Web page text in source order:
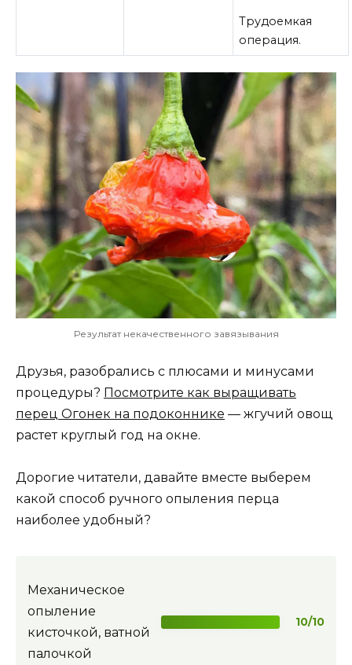
Трудоемкая
операция.
Результат некачественного завязывания
Друзья, разобрались с плюсами и минусами
процедуры? Посмотрите как выращивать
перец Огонек на подоконнике — жгучий овощ
растет круглый год на окне.
Дорогие читатели, давайте вместе выберем
какой способ ручного опыления перца
наиболее удобный?
Механическое
опыление
кисточкой, ватной
палочкой
10/10